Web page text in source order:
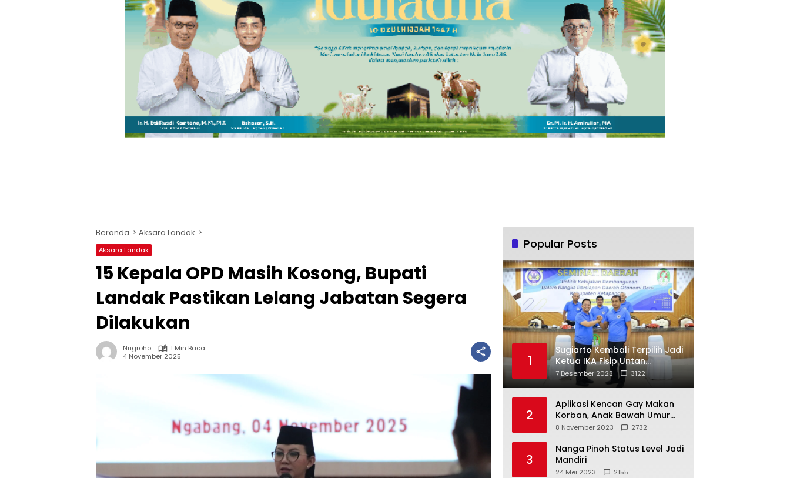
Beranda Aksara Landak
Aksara Landak
15 Kepala OPD Masih Kosong, Bupati
Landak Pastikan Lelang Jabatan Segera
Dilakukan
Nugroho
1 Min Baca
4 November 2025
Popular Posts
1
Sugiarto Kembali Terpilih Jadi
Ketua IKA Fisip Untan
Ketapang
7 Desember 2023 3122
2
Aplikasi Kencan Gay Makan
Korban, Anak Bawah Umur
Jadi Korban Persetubuhan
8 November 2023 2732
3
Nanga Pinoh Status Level Jadi
Mandiri
24 Mei 2023 2155